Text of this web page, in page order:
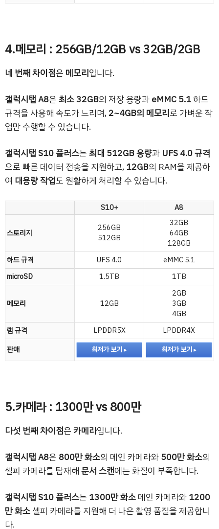
4.메모리 : 256GB/12GB vs 32GB/2GB
네 번째 차이점은 메모리입니다.
갤럭시탭 A8은최소 32GB의 저장 용량과eMMC 5.1하드
규격을 사용해 속도가 느리며,2~4GB의 메모리로 가벼운 작
업만 수행할 수 있습니다.
갤럭시탭 S10 플러스는최대 512GB 용량과 UFS 4.0 규격
으로 빠른 데이터 전송을 지원하고,12GB의 RAM을 제공하
여 대용량 작업도 원활하게 처리할 수 있습니다.
S10+ A8
스토리지
256GB
512GB
32GB
64GB
128GB
하드 규격
UFS 4.0
eMMC 5.1
microSD
1.5TB 1TB
메모리 12GB
2GB
3GB
4GB
램 규격
LPDDR5X
LPDDR4X
판매
최저가 보기 최저가 보기
5.카메라 : 1300만 vs 800만
다섯 번째 차이점은카메라입니다.
갤럭시탭 A8은 800만 화소의 메인 카메라와500만 화소의
셀피 카메라를 탑재해문서 스캔에는 화질이 부족합니다.
갤럭시탭 S10 플러스는 1300만 화소메인 카메라와1200
만 화소셀피 카메라를 지원해 더 나은 촬영 품질을 제공합니
다.